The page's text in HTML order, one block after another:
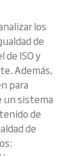
los
de
ISO y
Además,
para
un sistema
de
de